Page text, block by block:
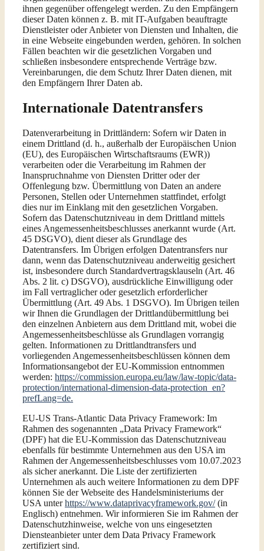
ihnen gegenüber offengelegt werden. Zu den Empfängern
dieser Daten können z. B. mit IT-Aufgaben beauftragte
Dienstleister oder Anbieter von Diensten und Inhalten, die
in eine Webseite eingebunden werden, gehören. In solchen
Fällen beachten wir die gesetzlichen Vorgaben und
schließen insbesondere entsprechende Verträge bzw.
Vereinbarungen, die dem Schutz Ihrer Daten dienen, mit
den Empfängern Ihrer Daten ab.
Internationale Datentransfers
Datenverarbeitung in Drittländern: Sofern wir Daten in
einem Drittland (d. h., außerhalb der Europäischen Union
(EU), des Europäischen Wirtschaftsraums (EWR))
verarbeiten oder die Verarbeitung im Rahmen der
Inanspruchnahme von Diensten Dritter oder der
Offenlegung bzw. Übermittlung von Daten an andere
Personen, Stellen oder Unternehmen stattfindet, erfolgt
dies nur im Einklang mit den gesetzlichen Vorgaben.
Sofern das Datenschutzniveau in dem Drittland mittels
eines Angemessenheitsbeschlusses anerkannt wurde (Art.
45 DSGVO), dient dieser als Grundlage des
Datentransfers. Im Übrigen erfolgen Datentransfers nur
dann, wenn das Datenschutzniveau anderweitig gesichert
ist, insbesondere durch Standardvertragsklauseln (Art. 46
Abs. 2 lit. c) DSGVO), ausdrückliche Einwilligung oder
im Fall vertraglicher oder gesetzlich erforderlicher
Übermittlung (Art. 49 Abs. 1 DSGVO). Im Übrigen teilen
wir Ihnen die Grundlagen der Drittlandübermittlung bei
den einzelnen Anbietern aus dem Drittland mit, wobei die
Angemessenheitsbeschlüsse als Grundlagen vorrangig
gelten. Informationen zu Drittlandtransfers und
vorliegenden Angemessenheitsbeschlüssen können dem
Informationsangebot der EU-Kommission entnommen
werden: https://commission.europa.eu/law/law-topic/data-
protection/international-dimension-data-protection_en?
prefLang=de.
EU-US Trans-Atlantic Data Privacy Framework: Im
Rahmen des sogenannten „Data Privacy Framework“
(DPF) hat die EU-Kommission das Datenschutzniveau
ebenfalls für bestimmte Unternehmen aus den USA im
Rahmen der Angemessenheitsbeschlusses vom 10.07.2023
als sicher anerkannt. Die Liste der zertifizierten
Unternehmen als auch weitere Informationen zu dem DPF
können Sie der Webseite des Handelsministeriums der
USA unterhttps://www.dataprivacyframework.gov/(in
Englisch) entnehmen. Wir informieren Sie im Rahmen der
Datenschutzhinweise, welche von uns eingesetzten
Diensteanbieter unter dem Data Privacy Framework
zertifiziert sind.